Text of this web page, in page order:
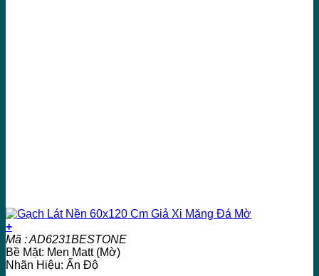
+
Mã : AD6231BESTONE
Bề Mặt: Men Matt (Mờ)
Nhãn Hiệu: Ấn Độ